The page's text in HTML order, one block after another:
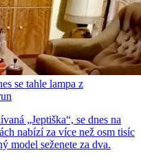
se tahle lampa z
„Jeptiška“, se dnes na
nabízí za více než osm tisíc
model seženete za dva.